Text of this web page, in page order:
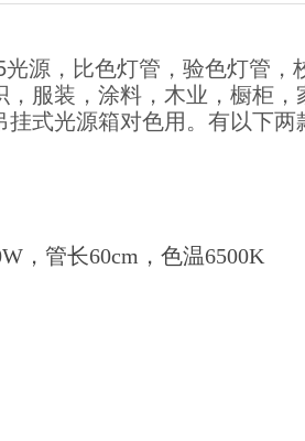
源，比色灯管，验色灯管，
服装，涂料，木业，橱柜，
式光源箱对色用。有以下两
，管长60cm，色温6500K